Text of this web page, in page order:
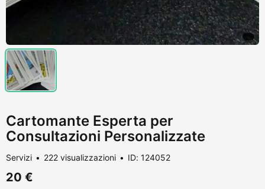
Cartomante Esperta per
Consultazioni Personalizzate
Servizi 222 visualizzazioni ID: 124052
20 €